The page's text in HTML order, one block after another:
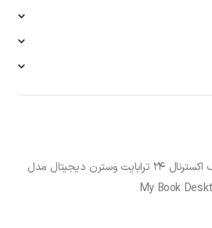
هارددیسک اکسترنال 24 ترابایت وسترن دیجیتال مدل
My Book